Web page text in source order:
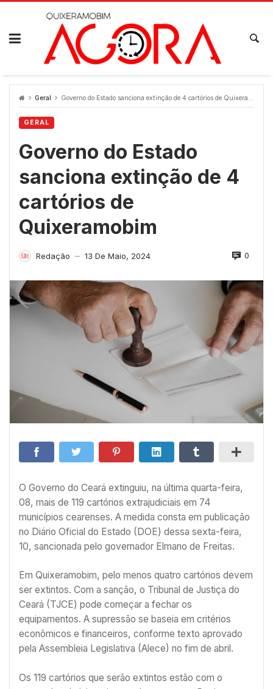
Skip
Geral Governo do Estado sanciona extinção de 4 cartórios de Quixeramobim
GERAL
Governo do Estado
sanciona extinção de 4
cartórios de
Quixeramobim
Redação — 13 De Maio, 2024 0
O Governo do Ceará extinguiu, na última quarta-feira,
08, mais de 119 cartórios extrajudiciais em 74
municípios cearenses. A medida consta em publicação
no Diário Oficial do Estado (DOE) dessa sexta-feira,
10, sancionada pelo governador Elmano de Freitas.
Em Quixeramobim, pelo menos quatro cartórios devem
ser extintos. Com a sanção, o Tribunal de Justiça do
Ceará (TJCE) pode começar a fechar os
equipamentos. A supressão se baseia em critérios
econômicos e financeiros, conforme texto aprovado
pela Assembleia Legislativa (Alece) no fim de abril.
Os 119 cartórios que serão extintos estão com o